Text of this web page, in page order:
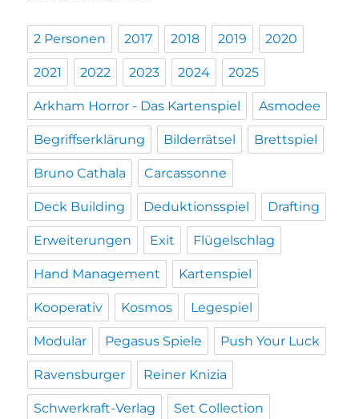
2 Personen 2017 2018 2019 2020
2021 2022 2023 2024 2025
Arkham Horror - Das Kartenspiel Asmodee
Begriffserklärung Bilderrätsel Brettspiel
Bruno Cathala Carcassonne
Deck Building Deduktionsspiel Drafting
Erweiterungen Exit Flügelschlag
Hand Management Kartenspiel
Kooperativ Kosmos Legespiel
Modular Pegasus Spiele Push Your Luck
Ravensburger Reiner Knizia
Schwerkraft-Verlag Set Collection